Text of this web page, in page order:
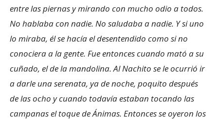
entre las piernas y mirando con mucho odio a todos.
No hablaba con nadie. No saludaba a nadie. Y si uno
lo miraba, él se hacía el desentendido como si no
conociera a la gente. Fue entonces cuando mató a su
cuñado, el de la mandolina. Al Nachito se le ocurrió ir
a darle una serenata, ya de noche, poquito después
de las ocho y cuando todavía estaban tocando las
campanas el toque de Ánimas. Entonces se oyeron los